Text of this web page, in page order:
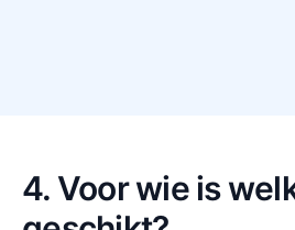
4. Voor wie is